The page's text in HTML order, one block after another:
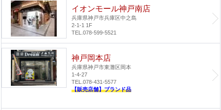
イオンモール神戸南店
兵庫県神戸市兵庫区中之島
2-1-1 1F
TEL.078-599-5521
神戸岡本店
兵庫県神戸市東灘区岡本
1-4-27
TEL.078-431-5577
【販売店舗】ブランド品